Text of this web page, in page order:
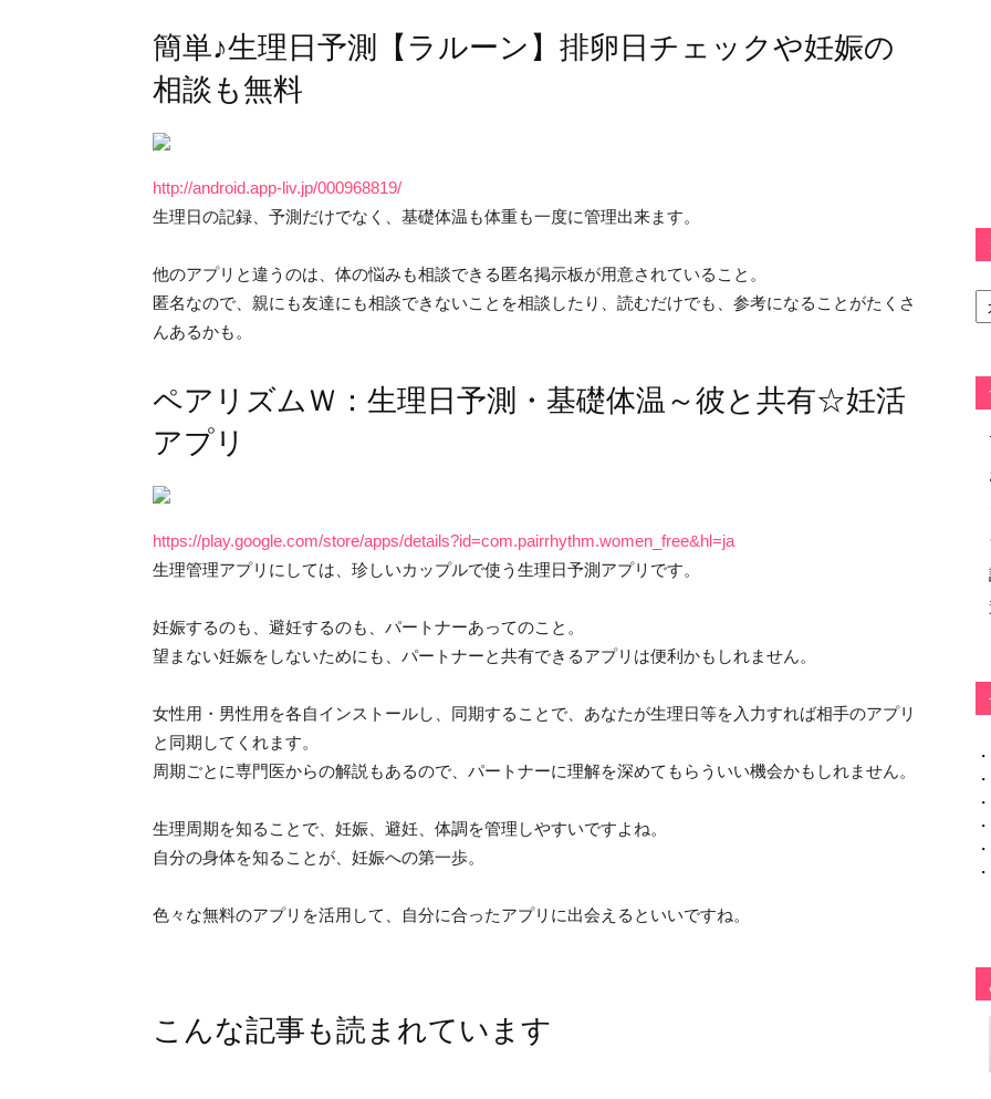
簡単♪生理日予測【ラルーン】排卵日チェックや妊娠の
相談も無料
http://android.app-liv.jp/000968819/
生理日の記録、予測だけでなく、基礎体温も体重も一度に管理出来ます。
他のアプリと違うのは、体の悩みも相談できる匿名掲示板が用意されていること。
匿名なので、親にも友達にも相談できないことを相談したり、読むだけでも、参考になることがたくさ
んあるかも。
ペアリズムＷ：生理日予測・基礎体温～彼と共有☆妊活
アプリ
https://play.google.com/store/apps/details?id=com.pairrhythm.women_free&hl=ja
生理管理アプリにしては、珍しいカップルで使う生理日予測アプリです。
妊娠するのも、避妊するのも、パートナーあってのこと。
望まない妊娠をしないためにも、パートナーと共有できるアプリは便利かもしれません。
女性用・男性用を各自インストールし、同期することで、あなたが生理日等を入力すれば相手のアプリ
と同期してくれます。
周期ごとに専門医からの解説もあるので、パートナーに理解を深めてもらういい機会かもしれません。
生理周期を知ることで、妊娠、避妊、体調を管理しやすいですよね。
自分の身体を知ることが、妊娠への第一歩。
色々な無料のアプリを活用して、自分に合ったアプリに出会えるといいですね。
こんな記事も読まれています
カ
テ
ー
・
・
・
・
・
・